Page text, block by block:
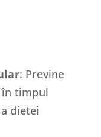
: Previne
în timpul
dietei